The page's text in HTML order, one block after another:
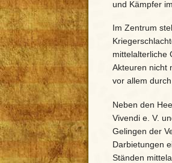
und Kämpfer
Im Zentrum
mittelalterliche
Akteuren nicht
vor allem
Neben den
Vivendi e. V.
Gelingen der
Darbietungen
Ständen